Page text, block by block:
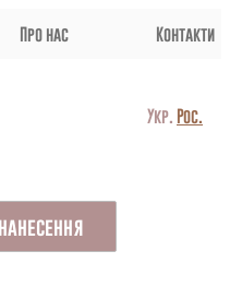
Про нас Контакти
Укр. Рос.